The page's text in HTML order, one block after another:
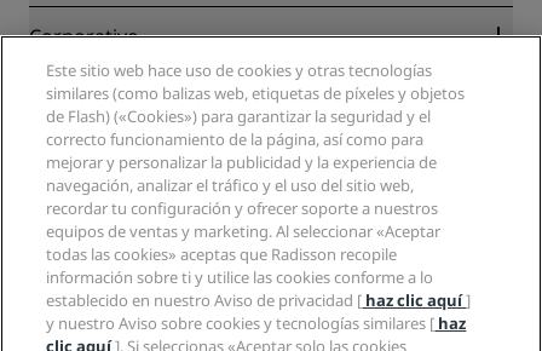
Blog
Nuevos hoteles y próximas aperturas
Aplicación de Radisson Hotels
Hoteles Sports Approved
Hoteles ideales para familias
Salud y seguridad
Colaboradores
Corporativo
Radisson Hotel Group
Medios
Empleos en RHG
Empleos en PPHE
Empleos en EHL
The Club by RHG
Oportunidades de desarrollo
Responsabilidad social corporativa
Compras
Información legal
Centro de privacidad
Aviso legal
Términos y condiciones de Radisson Rewards
Acuerdo de uso del sitio
Accesibilidad digital
Declaración sobre la esclavitud moderna
Ayuda
Avisos al consumidor
Contacto
Preguntas frecuentes
Mapa del sitio
Redes sociales
Marcas de Radisson Hotels
Este sitio web hace uso de cookies y otras tecnologías
similares (como balizas web, etiquetas de píxeles y objetos
de Flash) («Cookies») para garantizar la seguridad y el
correcto funcionamiento de la página, así como para
mejorar y personalizar la publicidad y la experiencia de
navegación, analizar el tráfico y el uso del sitio web,
recordar tu configuración y ofrecer soporte a nuestros
equipos de ventas y marketing. Al seleccionar «Aceptar
todas las cookies» aceptas que Radisson recopile
información sobre ti y utilice las cookies conforme a lo
establecido en nuestro Aviso de privacidad [ haz clic aquí]
y nuestro Aviso sobre cookies y tecnologías similares [ haz
clic aquí]. Si seleccionas «Aceptar solo las cookies